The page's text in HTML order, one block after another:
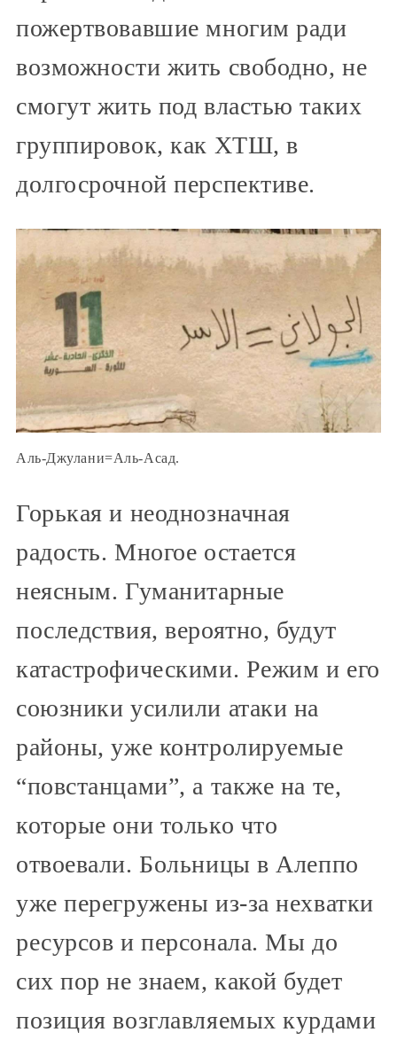
пожертвовавшие многим ради
возможности жить свободно, не
смогут жить под властью таких
группировок, как ХТШ, в
долгосрочной перспективе.
Аль-Джулани=Аль-Асад.
Горькая и неоднозначная
радость. Многое остается
неясным. Гуманитарные
последствия, вероятно, будут
катастрофическими. Режим и его
союзники усилили атаки на
районы, уже контролируемые
“повстанцами”, а также на те,
которые они только что
отвоевали. Больницы в Алеппо
уже перегружены из-за нехватки
ресурсов и персонала. Мы до
сих пор не знаем, какой будет
позиция возглавляемых курдами